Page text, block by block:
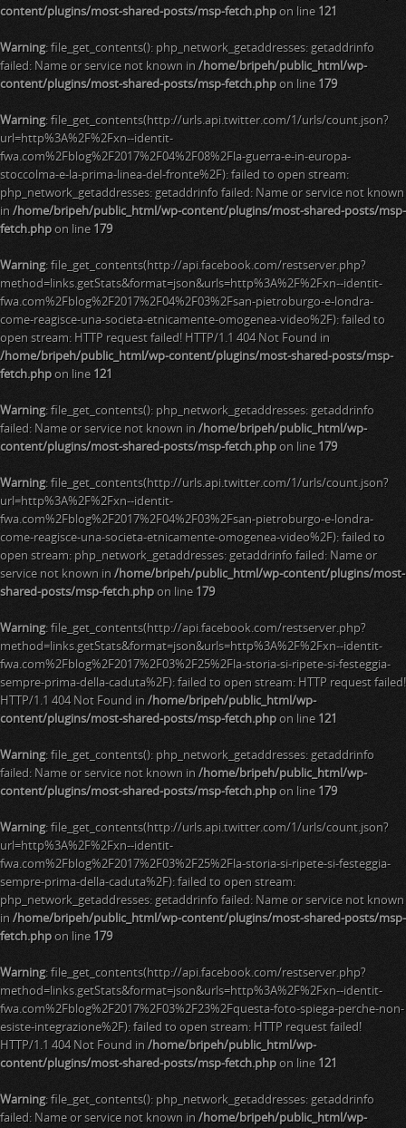
content/plugins/most-shared-posts/msp-fetch.php on line 121
Warning: file_get_contents(): php_network_getaddresses: getaddrinfo
failed: Name or service not known in /home/bripeh/public_html/wp-
content/plugins/most-shared-posts/msp-fetch.php on line 179
Warning: file_get_contents(http://urls.api.twitter.com/1/urls/count.json?
url=http%3A%2F%2Fxn--identit-
fwa.com%2Fblog%2F2017%2F04%2F08%2Fla-guerra-e-in-europa-
stoccolma-e-la-prima-linea-del-fronte%2F): failed to open stream:
php_network_getaddresses: getaddrinfo failed: Name or service not known
in /home/bripeh/public_html/wp-content/plugins/most-shared-posts/msp-
fetch.php on line 179
Warning: file_get_contents(http://api.facebook.com/restserver.php?
method=links.getStats&format=json&urls=http%3A%2F%2Fxn--identit-
fwa.com%2Fblog%2F2017%2F04%2F03%2Fsan-pietroburgo-e-londra-
come-reagisce-una-societa-etnicamente-omogenea-video%2F): failed to
open stream: HTTP request failed! HTTP/1.1 404 Not Found in
/home/bripeh/public_html/wp-content/plugins/most-shared-posts/msp-
fetch.php on line 121
Warning: file_get_contents(): php_network_getaddresses: getaddrinfo
failed: Name or service not known in /home/bripeh/public_html/wp-
content/plugins/most-shared-posts/msp-fetch.php on line 179
Warning: file_get_contents(http://urls.api.twitter.com/1/urls/count.json?
url=http%3A%2F%2Fxn--identit-
fwa.com%2Fblog%2F2017%2F04%2F03%2Fsan-pietroburgo-e-londra-
come-reagisce-una-societa-etnicamente-omogenea-video%2F): failed to
open stream: php_network_getaddresses: getaddrinfo failed: Name or
service not known in /home/bripeh/public_html/wp-content/plugins/most-
shared-posts/msp-fetch.php on line 179
Warning: file_get_contents(http://api.facebook.com/restserver.php?
method=links.getStats&format=json&urls=http%3A%2F%2Fxn--identit-
fwa.com%2Fblog%2F2017%2F03%2F25%2Fla-storia-si-ripete-si-festeggia-
sempre-prima-della-caduta%2F): failed to open stream: HTTP request failed!
HTTP/1.1 404 Not Found in /home/bripeh/public_html/wp-
content/plugins/most-shared-posts/msp-fetch.php on line 121
Warning: file_get_contents(): php_network_getaddresses: getaddrinfo
failed: Name or service not known in /home/bripeh/public_html/wp-
content/plugins/most-shared-posts/msp-fetch.php on line 179
Warning: file_get_contents(http://urls.api.twitter.com/1/urls/count.json?
url=http%3A%2F%2Fxn--identit-
fwa.com%2Fblog%2F2017%2F03%2F25%2Fla-storia-si-ripete-si-festeggia-
sempre-prima-della-caduta%2F): failed to open stream:
php_network_getaddresses: getaddrinfo failed: Name or service not known
in /home/bripeh/public_html/wp-content/plugins/most-shared-posts/msp-
fetch.phpon line 179
Warning: file_get_contents(http://api.facebook.com/restserver.php?
method=links.getStats&format=json&urls=http%3A%2F%2Fxn--identit-
fwa.com%2Fblog%2F2017%2F03%2F23%2Fquesta-foto-spiega-perche-non-
esiste-integrazione%2F): failed to open stream: HTTP request failed!
HTTP/1.1 404 Not Found in /home/bripeh/public_html/wp-
content/plugins/most-shared-posts/msp-fetch.php on line 121
Warning: file_get_contents(): php_network_getaddresses: getaddrinfo
failed: Name or service not known in /home/bripeh/public_html/wp-